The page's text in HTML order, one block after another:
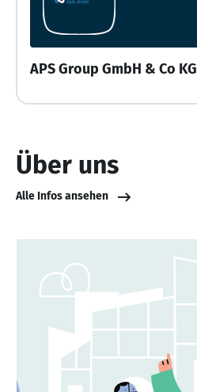
APS Group GmbH & Co KG
Über uns
Alle Infos ansehen